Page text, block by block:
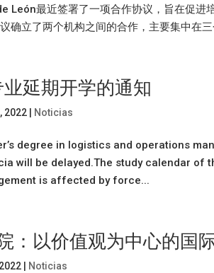
León最近签署了一项合作协议，旨在促
确立了两个机构之间的合作，主要集中在
延期开学的通知
2022 Noticias
degree in logistics and operations
will be delayed.The study calendar of
is affected by force...
：以价值观为中心的国
Noticias